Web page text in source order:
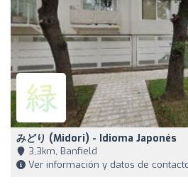
みどり (Midori) - Idioma Japonés
3,3km, Banfield
Ver información y datos de